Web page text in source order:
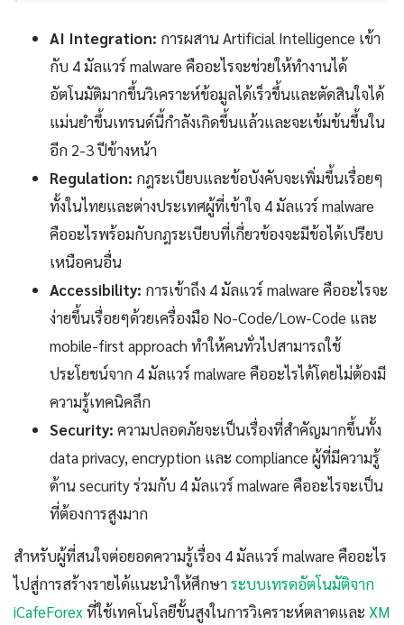
AI Integration: การผสาน Artificial Intelligence เข้า
กับ 4 มัลแวร์ malware คืออะไรจะช่วยให้ทำงานได้
อัตโนมัติมากขึ้นวิเคราะห์ข้อมูลได้เร็วขึ้นและตัดสินใจได้
แม่นยำขึ้นเทรนด์นี้กำลังเกิดขึ้นแล้วและจะเข้มข้นขึ้นใน
อีก 2-3 ปีข้างหน้า
Regulation: กฎระเบียบและข้อบังคับจะเพิ่มขึ้นเรื่อยๆ
ทั้งในไทยและต่างประเทศผู้ที่เข้าใจ 4 มัลแวร์ malware
คืออะไรพร้อมกับกฎระเบียบที่เกี่ยวข้องจะมีข้อได้เปรียบ
เหนือคนอื่น
Accessibility: การเข้าถึง 4 มัลแวร์ malware คืออะไรจะ
ง่ายขึ้นเรื่อยๆด้วยเครื่องมือ No-Code/Low-Code และ
mobile-first approach ทำให้คนทั่วไปสามารถใช้
ประโยชน์จาก 4 มัลแวร์ malware คืออะไรได้โดยไม่ต้องมี
ความรู้เทคนิคลึก
Security: ความปลอดภัยจะเป็นเรื่องที่สำคัญมากขึ้นทั้ง
data privacy, encryption และ compliance ผู้ที่มีความรู้
ด้าน security ร่วมกับ 4 มัลแวร์ malware คืออะไรจะเป็น
ที่ต้องการสูงมาก
สำหรับผู้ที่สนใจต่อยอดความรู้เรื่อง 4 มัลแวร์ malware คืออะไร
ไปสู่การสร้างรายได้แนะนำให้ศึกษาระบบเทรดอัตโนมัติจาก
iCafeForex ที่ใช้เทคโนโลยีขั้นสูงในการวิเคราะห์ตลาดและ XM